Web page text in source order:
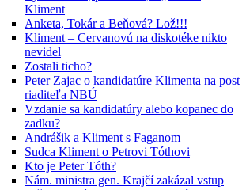
Kliment
Anketa, Tokár a Beňová? Lož!!!
Kliment – Cervanovú na diskotéke nikto
nevidel
Zostali ticho?
Peter Zajac o kandidatúre Klimenta na post
riaditeľa NBÚ
Vzdanie sa kandidatúry alebo kopanec do
zadku?
Andrášik a Kliment s Faganom
Sudca Kliment o Petrovi Tóthovi
Kto je Peter Tóth?
Nám. ministra gen. Krajčí zakázal vstup